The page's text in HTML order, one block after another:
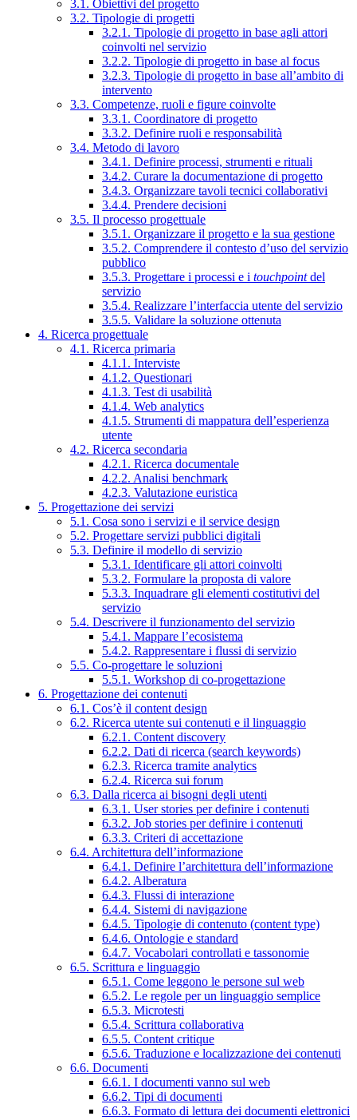
3.1. Obiettivi del progetto
3.2. Tipologie di progetti
3.2.1. Tipologie di progetto in base agli attori
coinvolti nel servizio
3.2.2. Tipologie di progetto in base al focus
3.2.3. Tipologie di progetto in base all’ambito di
intervento
3.3. Competenze, ruoli e figure coinvolte
3.3.1. Coordinatore di progetto
3.3.2. Definire ruoli e responsabilità
3.4. Metodo di lavoro
3.4.1. Definire processi, strumenti e rituali
3.4.2. Curare la documentazione di progetto
3.4.3. Organizzare tavoli tecnici collaborativi
3.4.4. Prendere decisioni
3.5. Il processo progettuale
3.5.1. Organizzare il progetto e la sua gestione
3.5.2. Comprendere il contesto d’uso del servizio
pubblico
3.5.3. Progettare i processi e i touchpointdel
servizio
3.5.4. Realizzare l’interfaccia utente del servizio
3.5.5. Validare la soluzione ottenuta
4. Ricerca progettuale
4.1. Ricerca primaria
4.1.1. Interviste
4.1.2. Questionari
4.1.3. Test di usabilità
4.1.4. Web analytics
4.1.5. Strumenti di mappatura dell’esperienza
utente
4.2. Ricerca secondaria
4.2.1. Ricerca documentale
4.2.2. Analisi benchmark
4.2.3. Valutazione euristica
5. Progettazione dei servizi
5.1. Cosa sono i servizi e il service design
5.2. Progettare servizi pubblici digitali
5.3. Definire il modello di servizio
5.3.1. Identificare gli attori coinvolti
5.3.2. Formulare la proposta di valore
5.3.3. Inquadrare gli elementi costitutivi del
servizio
5.4. Descrivere il funzionamento del servizio
5.4.1. Mappare l’ecosistema
5.4.2. Rappresentare i flussi di servizio
5.5. Co-progettare le soluzioni
5.5.1. Workshop di co-progettazione
6. Progettazione dei contenuti
6.1. Cos’è il content design
6.2. Ricerca utente sui contenuti e il linguaggio
6.2.1. Content discovery
6.2.2. Dati di ricerca (search keywords)
6.2.3. Ricerca tramite analytics
6.2.4. Ricerca sui forum
6.3. Dalla ricerca ai bisogni degli utenti
6.3.1. User stories per definire i contenuti
6.3.2. Job stories per definire i contenuti
6.3.3. Criteri di accettazione
6.4. Architettura dell’informazione
6.4.1. Definire l’architettura dell’informazione
6.4.2. Alberatura
6.4.3. Flussi di interazione
6.4.4. Sistemi di navigazione
6.4.5. Tipologie di contenuto (content type)
6.4.6. Ontologie e standard
6.4.7. Vocabolari controllati e tassonomie
6.5. Scrittura e linguaggio
6.5.1. Come leggono le persone sul web
6.5.2. Le regole per un linguaggio semplice
6.5.3. Microtesti
6.5.4. Scrittura collaborativa
6.5.5. Content critique
6.5.6. Traduzione e localizzazione dei contenuti
6.6. Documenti
6.6.1. I documenti vanno sul web
6.6.2. Tipi di documenti
6.6.3. Formato di lettura dei documenti elettronici